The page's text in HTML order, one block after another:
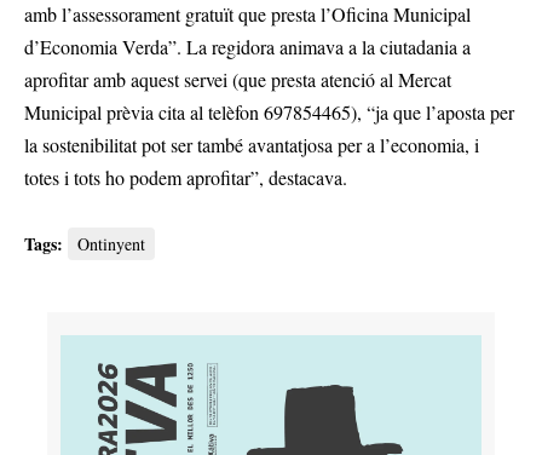
amb l’assessorament gratuït que presta l’Oficina Municipal
d’Economia Verda”. La regidora animava a la ciutadania a
aprofitar amb aquest servei (que presta atenció al Mercat
Municipal prèvia cita al telèfon 697854465), “ja que l’aposta per
la sostenibilitat pot ser també avantatjosa per a l’economia, i
totes i tots ho podem aprofitar”, destacava.
Tags: Ontinyent